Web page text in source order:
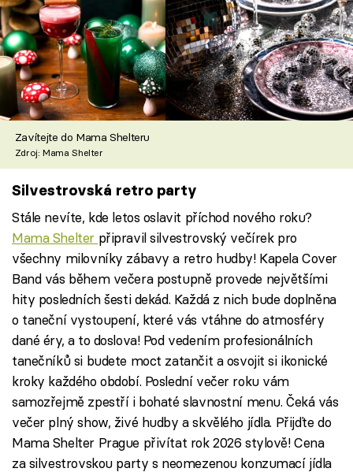
Zavítejte do Mama Shelteru
Zdroj: Mama Shelter
Silvestrovská retro party
Stále nevíte, kde letos oslavit příchod nového roku?
Mama Shelter připravil silvestrovský večírek pro
všechny milovníky zábavy a retro hudby! Kapela Cover
Band vás během večera postupně provede největšími
hity posledních šesti dekád. Každá z nich bude doplněna
o taneční vystoupení, které vás vtáhne do atmosféry
dané éry, a to doslova! Pod vedením profesionálních
tanečníků si budete moct zatančit a osvojit si ikonické
kroky každého období. Poslední večer roku vám
samozřejmě zpestří i bohaté slavnostní menu. Čeká vás
večer plný show, živé hudby a skvělého jídla. Přijďte do
Mama Shelter Prague přivítat rok 2026 stylově! Cena
za silvestrovskou party s neomezenou konzumací jídla